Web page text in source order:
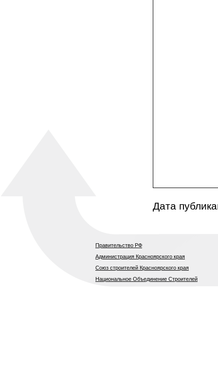
Дата
Правительство РФ
Администрация Красноярского края
Союз строителей Красноярского края
Национальное Объединение Строителей